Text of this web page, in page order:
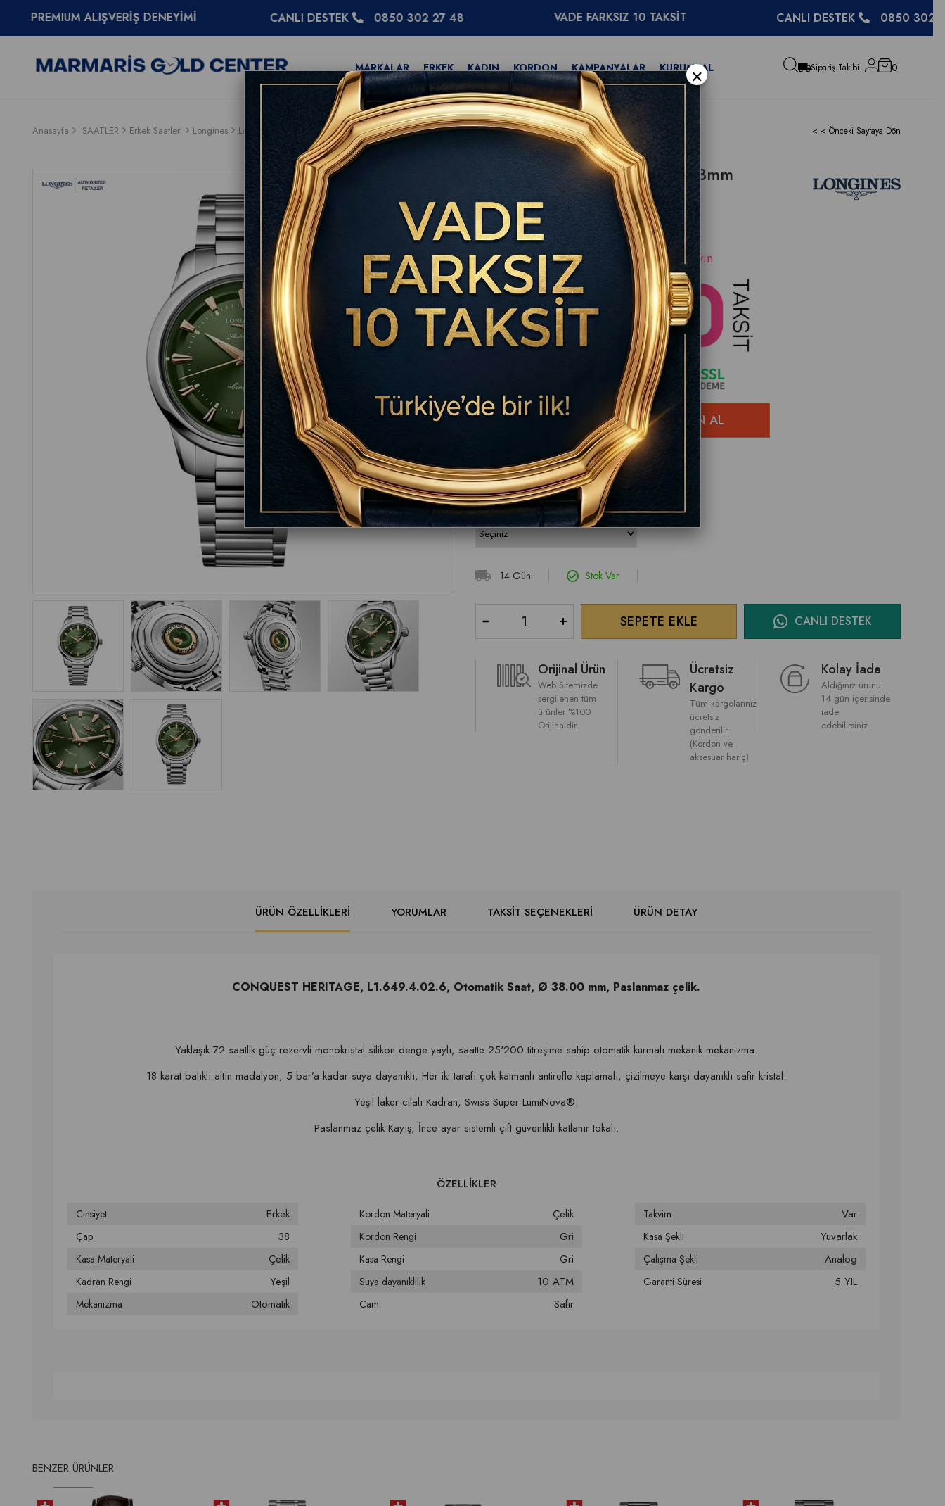
ALIŞVERİŞ DENEYİMİ CANLI DESTEK 0850 302 27 48 VADE FARKSIZ 10 TAKSİT CANLI DESTEK 0850 302 27 48
MARKALAR ERKEK KADIN KORDON KAMPANYALAR KURUMSAL Sipariş Takibi 0
Anasayfa SAATLER Erkek Saatleri Longines Longines Conquest Heritage 38mm Erkek Kol Saati L1.649.4.02.6 < < Önceki Sayfaya Dön
Longines Conquest Heritage 38mm
Erkek Kol Saati L1.649.4.02.6
(0)
WhatsAppTıkla Sor
Longines Resmi Bayi Doğrulama için
tıklayın
₺170.900,00
BU ÜRÜNDE TESLİM SÜRESİ 7-14 İŞ GÜNDÜR !
İletişim: 0850 302 27 48
Uygun bilek ölçünüzü seçiniz.
14 Gün Stok Var
CANLI DESTEK
Orijinal Ürün
Web Sitemizde
sergilenen tüm
ürünler %100
Orijinaldir.
Ücretsiz
Kargo
Tüm kargolarınız
ücretsiz
gönderilir.
(Kordon ve
aksesuar hariç)
Kolay İade
Aldığınız ürünü
14 gün içerisinde
iade
edebilirsiniz.
ÜRÜN ÖZELLIKLERI YORUMLAR TAKSIT SEÇENEKLERI ÜRÜN DETAY
CONQUEST HERITAGE, L1.649.4.02.6, Otomatik Saat, Ø 38.00 mm, Paslanmaz çelik.
Yaklaşık 72 saatlik güç rezervli monokristal silikon denge yaylı, saatte 25'200 titreşime sahip otomatik kurmalı mekanik mekanizma.
18 karat balıklı altın madalyon, 5 bar’a kadar suya dayanıklı, Her iki tarafı çok katmanlı antirefle kaplamalı, çizilmeye karşı dayanıklı safir kristal.
Yeşil laker cilalı Kadran, Swiss Super-LumiNova®.
Paslanmaz çelik Kayış, İnce ayar sistemli çift güvenlikli katlanır tokalı.
Cinsiyet Erkek
Çap 38
Kasa Materyali Çelik
Kadran Rengi Yeşil
Mekanizma Otomatik
Kordon Materyali Çelik
Kordon Rengi Gri
Kasa Rengi Gri
Suya dayanıklılık 10 ATM
Cam Safir
Takvim Var
Kasa Şekli Yuvarlak
Çalışma Şekli Analog
Garanti Süresi 5 YIL
BENZER ÜRÜNLER
×